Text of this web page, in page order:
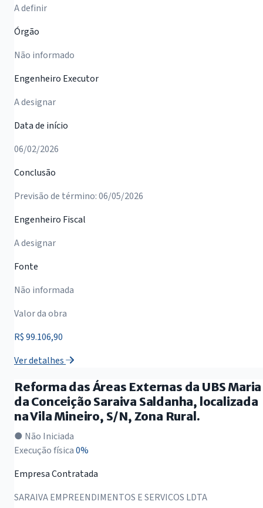
A definir
Órgão
Não informado
Engenheiro Executor
A designar
Data de início
06/02/2026
Conclusão
Previsão de término: 06/05/2026
Engenheiro Fiscal
A designar
Fonte
Não informada
Valor da obra
R$ 99.106,90
Ver detalhes
Reforma das Áreas Externas da UBS Maria
da Conceição Saraiva Saldanha, localizada
na Vila Mineiro, S/N, Zona Rural.
● Não Iniciada
Execução física0%
Empresa Contratada
SARAIVA EMPREENDIMENTOS E SERVICOS LDTA